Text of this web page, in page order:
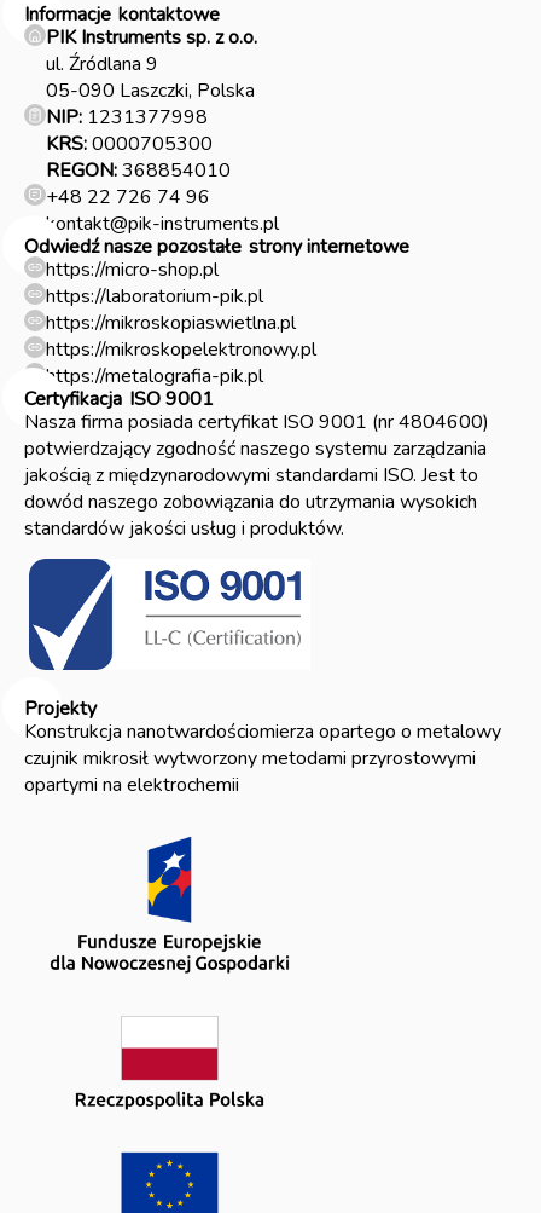
Informacje kontaktowe
PIK Instruments sp. z o.o.
ul. Źródlana 9
05-090 Laszczki, Polska
NIP: 1231377998
KRS:0000705300
REGON:368854010
+48 22 726 74 96
kontakt@pik-instruments.pl
Odwiedź nasze pozostałe strony internetowe
https://micro-shop.pl
https://laboratorium-pik.pl
https://mikroskopiaswietlna.pl
https://mikroskopelektronowy.pl
https://metalografia-pik.pl
Certyfikacja ISO 9001
Nasza firma posiada certyfikat ISO 9001 (nr 4804600)
potwierdzający zgodność naszego systemu zarządzania
jakością z międzynarodowymi standardami ISO. Jest to
dowód naszego zobowiązania do utrzymania wysokich
standardów jakości usług i produktów.
Projekty
Konstrukcja nanotwardościomierza opartego o metalowy
czujnik mikrosił wytworzony metodami przyrostowymi
opartymi na elektrochemii